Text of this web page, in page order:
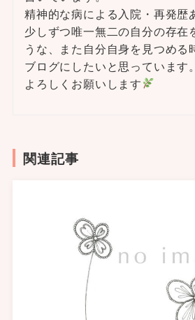
精神的な病による入院・再発歴
少しずつ唯一無二の自分の存在
うな、また自分自身を見つめる
ブログにしたいと思っています。
よろしくお願いします
関連記事